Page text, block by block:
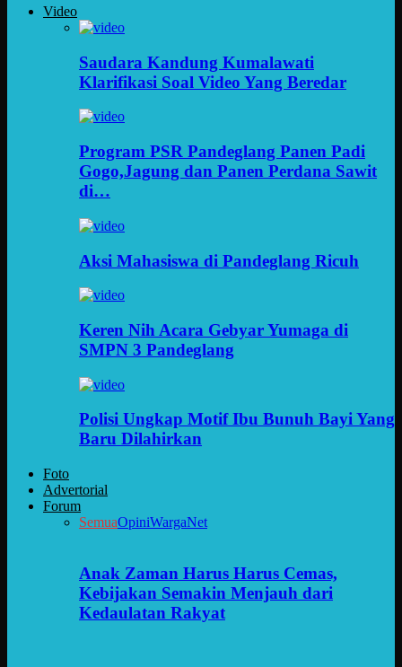
Video
Saudara Kandung Kumalawati
Klarifikasi Soal Video Yang Beredar
Program PSR Pandeglang Panen Padi
Gogo,Jagung dan Panen Perdana Sawit
di…
Aksi Mahasiswa di Pandeglang Ricuh
Keren Nih Acara Gebyar Yumaga di
SMPN 3 Pandeglang
Polisi Ungkap Motif Ibu Bunuh Bayi Yang
Baru Dilahirkan
Foto
Advertorial
Forum
SemuaOpiniWargaNet
Anak Zaman Harus Harus Cemas,
Kebijakan Semakin Menjauh dari
Kedaulatan Rakyat